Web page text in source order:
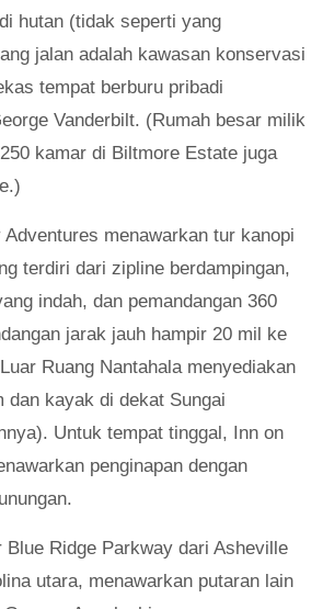
hutan (tidak seperti yang
jalan adalah kawasan konservasi
tempat berburu pribadi
Vanderbilt. (Rumah besar milik
kamar di Biltmore Estate juga
menawarkan tur kanopi
terdiri dari zipline berdampingan,
indah, dan pemandangan 360
jarak jauh hampir 20 mil ke
Ruang Nantahala menyediakan
dan kayak di dekat Sungai
Untuk tempat tinggal, Inn on
penginapan dengan
Blue Ridge Parkway dari Asheville
utara, menawarkan putaran lain